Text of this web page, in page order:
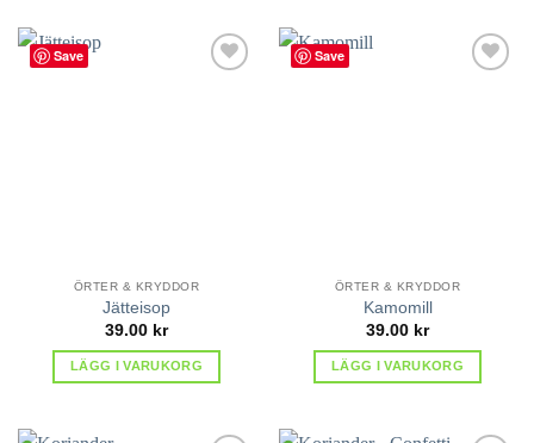
Save
ÖRTER & KRYDDOR
Jätteisop
39.00 kr
LÄGG I VARUKORG
Save
ÖRTER & KRYDDOR
Kamomill
39.00 kr
LÄGG I VARUKORG